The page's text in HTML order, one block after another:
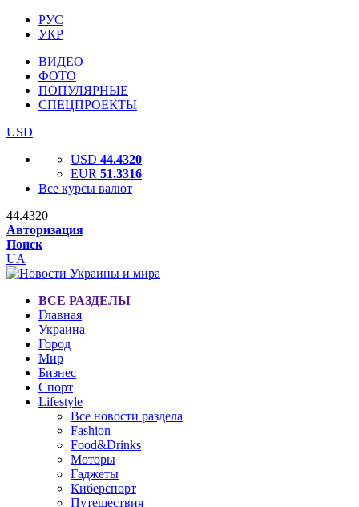
РУС
УКР
ВИДЕО
ФОТО
ПОПУЛЯРНЫЕ
СПЕЦПРОЕКТЫ
USD
USD 44.4320
EUR 51.3316
Все курсы валют
44.4320
Авторизация
Поиск
UA
ВСЕ РАЗДЕЛЫ
Главная
Украина
Город
Мир
Бизнес
Спорт
Lifestyle
Все новости раздела
Fashion
Food&Drinks
Моторы
Гаджеты
Киберспорт
Путешествия